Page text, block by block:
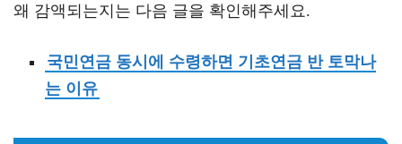
왜 감액되는지는 다음 글을 확인해주세요.
국민연금 동시에 수령하면 기초연금 반 토막나
는 이유